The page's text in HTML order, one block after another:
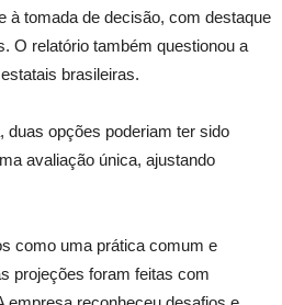
à tomada de decisão, com destaque
O relatório também questionou a
brasileiras.
duas opções poderiam ter sido
avaliação única, ajustando
como uma prática comum e
projeções foram feitas com